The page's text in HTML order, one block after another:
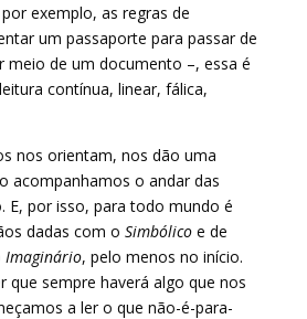
exemplo, as regras de
um passaporte para passar de
meio de um documento –, essa é
contínua, linear, fálica,
nos orientam, nos dão uma
acompanhamos o andar das
E, por isso, para todo mundo é
dadas com o Simbólicoe de
Imaginário, pelo menos no início.
que sempre haverá algo que nos
a ler o que não-é-para-